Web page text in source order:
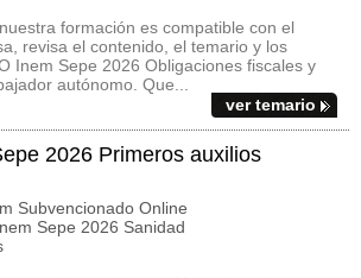
formación es compatible con el
revisa el contenido, el temario y los
Inem Sepe 2026 Obligaciones fiscales y
autónomo. Que...
ver temario
2026 Primeros auxilios
Subvencionado Online
Sepe 2026 Sanidad